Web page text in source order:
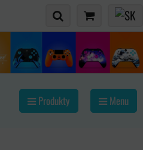
Produkty Menu